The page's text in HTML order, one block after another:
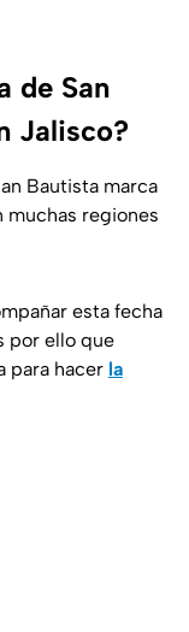
de San
Jalisco?
Bautista marca
muchas regiones
esta fecha
por ello que
para hacer la